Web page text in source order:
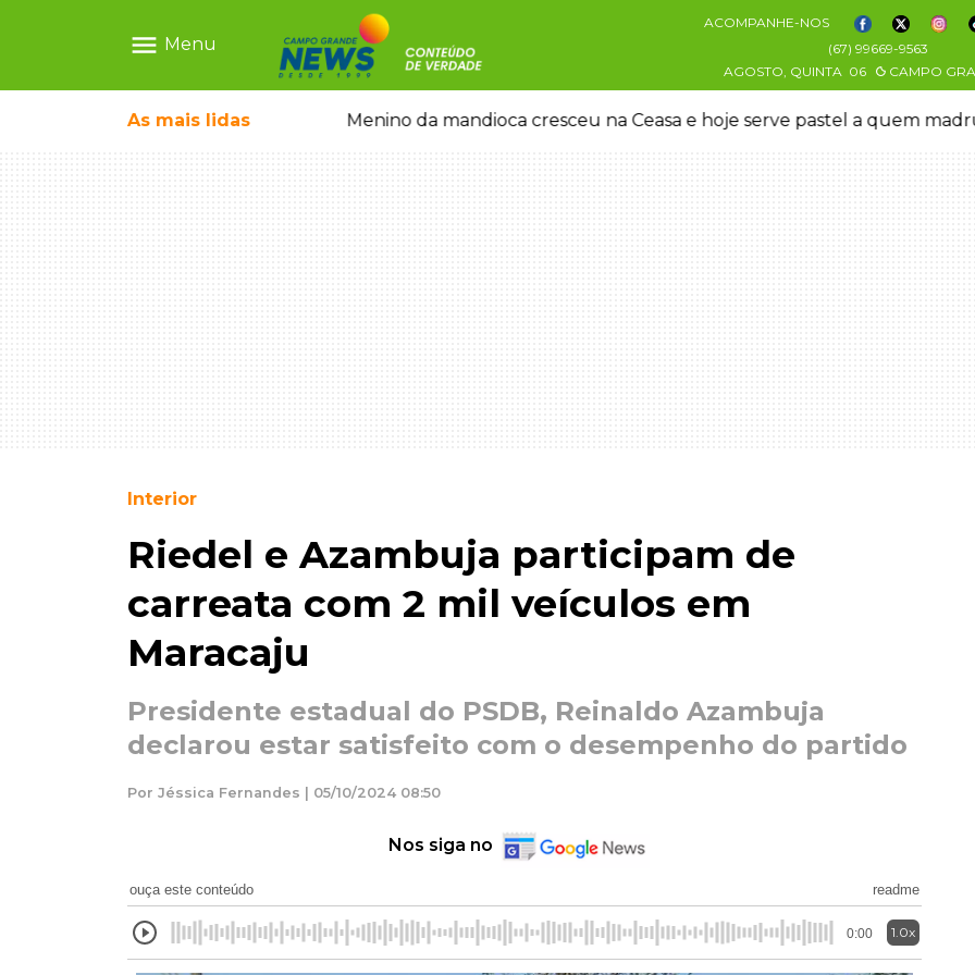
menu Menu
ACOMPANHE-NOS
(67) 99669-9563
AGOSTO, QUINTA 06 CAMPO
As mais lidas
não reconhece o filho queimado Menino da mandioca cresceu na Ceasa e hoje serve pastel a quem
Interior
Riedel e Azambuja participam de
carreata com 2 mil veículos em
Maracaju
Presidente estadual do PSDB, Reinaldo Azambuja
declarou estar satisfeito com o desempenho do partido
Por Jéssica Fernandes | 05/10/2024 08:50
Nos siga no
ouça este conteúdo readme
0:00 1.0x